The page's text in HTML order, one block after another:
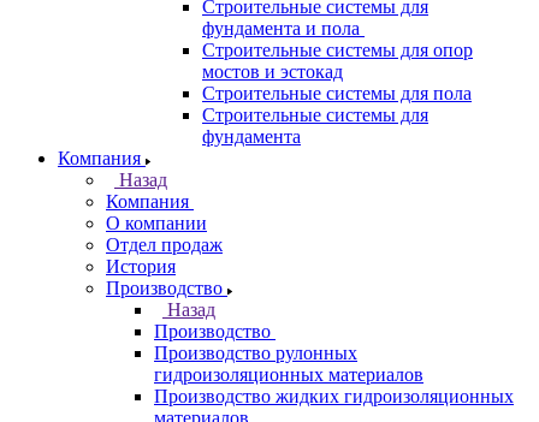
Строительные системы для
фундамента и пола
Строительные системы для опор
мостов и эстокад
Строительные системы для пола
Строительные системы для
фундамента
Компания
Назад
Компания
О компании
Отдел продаж
История
Производство
Назад
Производство
Производство рулонных
гидроизоляционных материалов
Производство жидких гидроизоляционных
материалов